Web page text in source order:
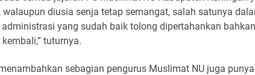
diusia senja tetap semangat, salah satunya
yang sudah baik tolong dipertahankan bahkan
tuturnya.
sebagian pengurus Muslimat NU juga